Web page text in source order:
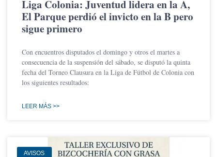
Liga Colonia: Juventud lidera en la A,
El Parque perdió el invicto en la B pero
sigue primero
Con encuentros disputados el domingo y otros el martes a
consecuencia de la suspensión del sábado, se disputó la quinta
fecha del Torneo Clausura en la Liga de Fútbol de Colonia con
los siguientes resultados:
LEER MÁS >>
AVISOS